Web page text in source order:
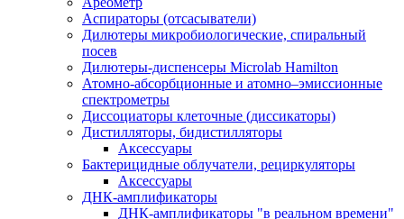
Аспираторы (отсасыватели)
Дилютеры микробиологические, спиральный
посев
Дилютеры-диспенсеры Microlab Hamilton
Атомно-абсорбционные и атомно–эмиссионные
спектрометры
Диссоциаторы клеточные (диссикаторы)
Дистилляторы, бидистилляторы
Аксессуары
Бактерицидные облучатели, рециркуляторы
Аксессуары
ДНК-амплификаторы
ДНК-амплификаторы "в реальном времени"